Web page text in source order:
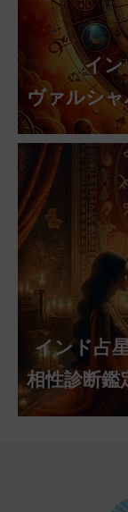
イン
ヴァルシ
インド占
相性診断鑑